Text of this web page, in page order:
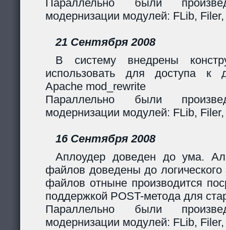
Параллельно были
модернизации модулей: FLib,
21 Сентября 2008
В систему внедрены
использовать для доступа к
Apache mod_rewrite
Параллельно были
модернизации модулей: FLib,
16 Сентября 2008
Аплоудер доведен до ума.
файлов доведены до логического
файлов отныне производится
поддержкой POST-метода для
Параллельно были
модернизации модулей: FLib,